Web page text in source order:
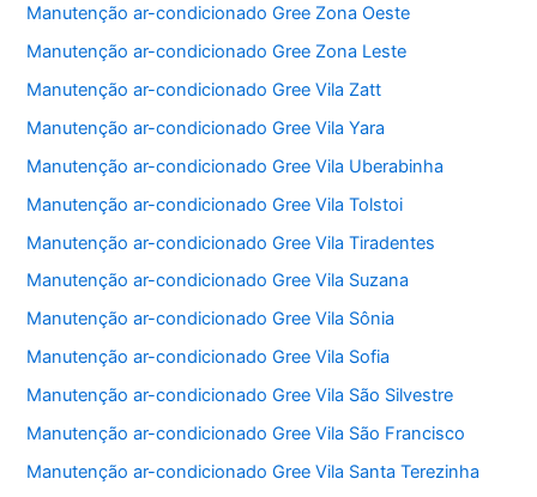
Manutenção ar-condicionado Gree Zona Oeste
Manutenção ar-condicionado Gree Zona Leste
Manutenção ar-condicionado Gree Vila Zatt
Manutenção ar-condicionado Gree Vila Yara
Manutenção ar-condicionado Gree Vila Uberabinha
Manutenção ar-condicionado Gree Vila Tolstoi
Manutenção ar-condicionado Gree Vila Tiradentes
Manutenção ar-condicionado Gree Vila Suzana
Manutenção ar-condicionado Gree Vila Sônia
Manutenção ar-condicionado Gree Vila Sofia
Manutenção ar-condicionado Gree Vila São Silvestre
Manutenção ar-condicionado Gree Vila São Francisco
Manutenção ar-condicionado Gree Vila Santa Terezinha